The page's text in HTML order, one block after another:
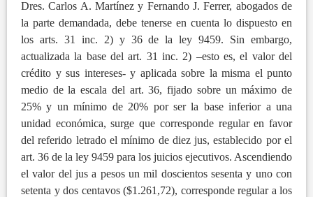
Dres. Carlos A. Martínez y Fernando J. Ferrer, abogados de
la parte demandada, debe tenerse en cuenta lo dispuesto en
los arts. 31 inc. 2) y 36 de la ley 9459. Sin embargo,
actualizada la base del art. 31 inc. 2) –esto es, el valor del
crédito y sus intereses- y aplicada sobre la misma el punto
medio de la escala del art. 36, fijado sobre un máximo de
25% y un mínimo de 20% por ser la base inferior a una
unidad económica, surge que corresponde regular en favor
del referido letrado el mínimo de diez jus, establecido por el
art. 36 de la ley 9459 para los juicios ejecutivos. Ascendiendo
el valor del jus a pesos un mil doscientos sesenta y uno con
setenta y dos centavos ($1.261,72), corresponde regular a los